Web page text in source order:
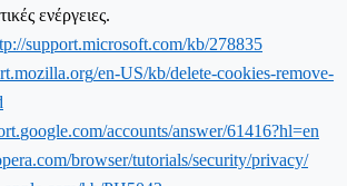
ενέργειες.
://support.microsoft.com/kb/278835
.mozilla.org/en-US/kb/delete-cookies-remove-
.google.com/accounts/answer/61416?hl=en
.com/browser/tutorials/security/privacy/